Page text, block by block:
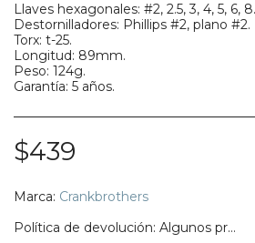
Llaves hexagonales: #2, 2.5, 3, 4, 5, 6, 8.
Destornilladores: Phillips #2, plano #2.
Torx: t-25.
Longitud: 89mm.
Peso: 124g.
Garantía: 5 años.
$439
Marca: Crankbrothers
Política de devolución: Algunos productos no califican para ser regresados, te pedimos confirmes bien tu talla, modelo o estilo.